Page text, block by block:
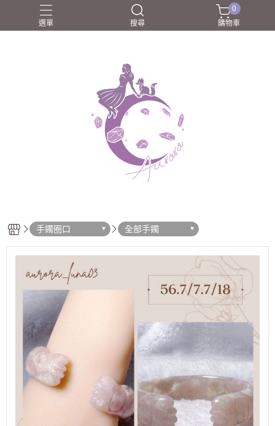
選單 搜尋
團購商品 所長嚴選好物
0
購物車
手鐲圈口 全部手鐲